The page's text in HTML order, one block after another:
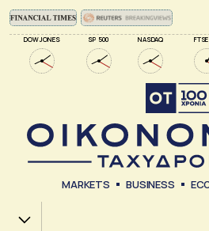
DOW JONES SP 500 NASDAQ
MARKETS BUSINESS
Χ.Α.